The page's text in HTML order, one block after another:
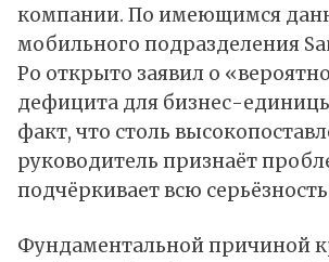
компании. По имеющимся
мобильного подразделения
Ро открыто заявил о
дефицита для бизнес-
факт, что столь
руководитель признаёт
подчёркивает всю
Фундаментальной причиной